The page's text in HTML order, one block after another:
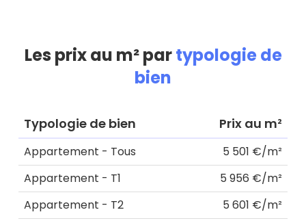
Les prix au m² partypologie de
bien
Typologie de bien Prix au m²
Appartement - Tous
5 501 €/m²
Appartement - T1
5 956 €/m²
Appartement - T2
5 601 €/m²